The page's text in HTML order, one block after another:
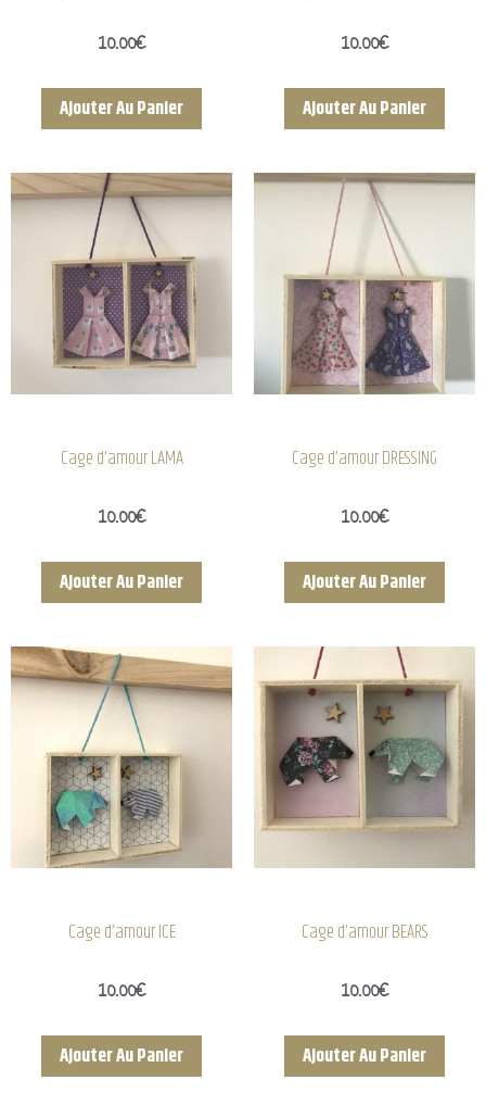
10.00€
Ajouter Au Panier
10.00€
Ajouter Au Panier
Cage d’amour LAMA
10.00€
Ajouter Au Panier
Cage d’amour DRESSING
10.00€
Ajouter Au Panier
Cage d’amour ICE
10.00€
Ajouter Au Panier
Cage d’amour BEARS
10.00€
Ajouter Au Panier